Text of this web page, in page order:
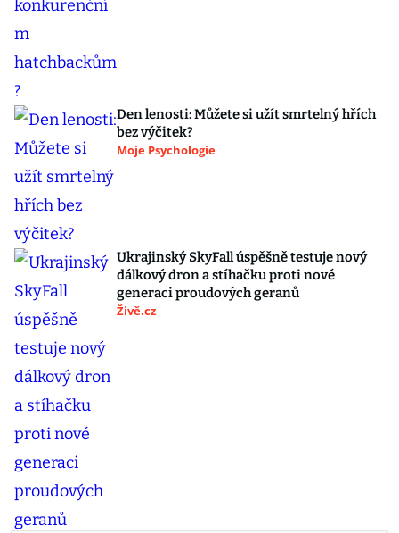
Den lenosti: Můžete si užít smrtelný hřích
bez výčitek?
Moje Psychologie
Ukrajinský SkyFall úspěšně testuje nový
dálkový dron a stíhačku proti nové
generaci proudových geranů
Živě.cz